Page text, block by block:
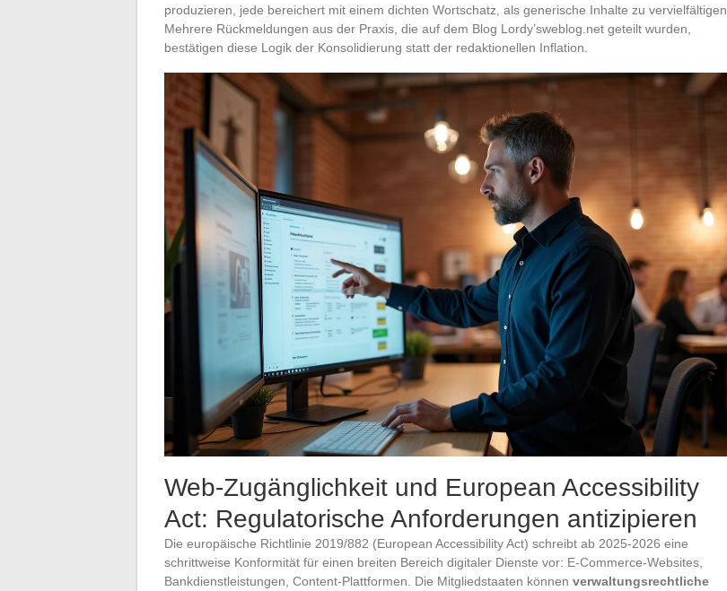
produzieren, jede bereichert mit einem dichten Wortschatz, als generische Inhalte zu vervielfältigen.
Mehrere Rückmeldungen aus der Praxis, die auf dem Blog Lordy’sweblog.net geteilt wurden,
bestätigen diese Logik der Konsolidierung statt der redaktionellen Inflation.
Web-Zugänglichkeit und European Accessibility
Act: Regulatorische Anforderungen antizipieren
Die europäische Richtlinie 2019/882 (European Accessibility Act) schreibt ab 2025-2026 eine
schrittweise Konformität für einen breiten Bereich digitaler Dienste vor: E-Commerce-Websites,
Bankdienstleistungen, Content-Plattformen. Die Mitgliedstaaten können verwaltungsrechtliche